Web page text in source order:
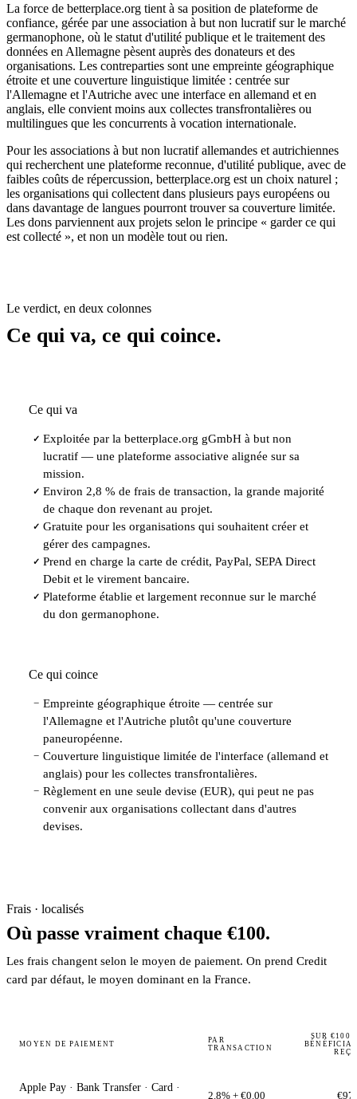
La force de betterplace.org tient à sa position de plateforme de
confiance, gérée par une association à but non lucratif sur le marché
germanophone, où le statut d'utilité publique et le traitement des
données en Allemagne pèsent auprès des donateurs et des
organisations. Les contreparties sont une empreinte géographique
étroite et une couverture linguistique limitée : centrée sur
l'Allemagne et l'Autriche avec une interface en allemand et en
anglais, elle convient moins aux collectes transfrontalières ou
multilingues que les concurrents à vocation internationale.
Pour les associations à but non lucratif allemandes et autrichiennes
qui recherchent une plateforme reconnue, d'utilité publique, avec de
faibles coûts de répercussion, betterplace.org est un choix naturel ;
les organisations qui collectent dans plusieurs pays européens ou
dans davantage de langues pourront trouver sa couverture limitée.
Les dons parviennent aux projets selon le principe « garder ce qui
est collecté », et non un modèle tout ou rien.
Le verdict, en deux colonnes
Ce qui va, ce qui coince.
Ce qui va
✓ Exploitée par la betterplace.org gGmbH à but non
lucratif — une plateforme associative alignée sur sa
mission.
✓ Environ 2,8 % de frais de transaction, la grande majorité
de chaque don revenant au projet.
✓ Gratuite pour les organisations qui souhaitent créer et
gérer des campagnes.
✓ Prend en charge la carte de crédit, PayPal, SEPA Direct
Debit et le virement bancaire.
✓ Plateforme établie et largement reconnue sur le marché
du don germanophone.
Ce qui coince
− Empreinte géographique étroite — centrée sur
l'Allemagne et l'Autriche plutôt qu'une couverture
paneuropéenne.
− Couverture linguistique limitée de l'interface (allemand et
anglais) pour les collectes transfrontalières.
− Règlement en une seule devise (EUR), qui peut ne pas
convenir aux organisations collectant dans d'autres
devises.
Frais · localisés
Où passe vraiment chaque €100.
Les frais changent selon le moyen de paiement. On prend Credit
card par défaut, le moyen dominant en la France.
MOYEN DE PAIEMENT
PAR
TRANSACTION
SUR €100,
Apple Pay · Bank Transfer · Card ·
2.8% + €0.00